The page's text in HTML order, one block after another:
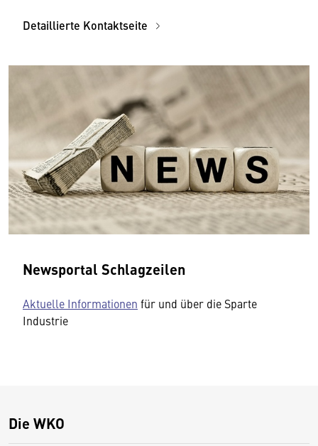
Detaillierte Kontaktseite
Newsportal Schlagzeilen
Aktuelle Informationen für und über die Sparte
Industrie
Die WKO